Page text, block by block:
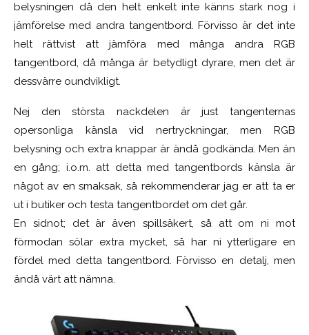
belysningen då den helt enkelt inte känns stark nog i
jämförelse med andra tangentbord. Förvisso är det inte
helt rättvist att jämföra med många andra RGB
tangentbord, då många är betydligt dyrare, men det är
dessvärre oundvikligt.
Nej den största nackdelen är just tangenternas
opersonliga känsla vid nertryckningar, men RGB
belysning och extra knappar är ändå godkända. Men än
en gång; i.o.m. att detta med tangentbords känsla är
något av en smaksak, så rekommenderar jag er att ta er
ut i butiker och testa tangentbordet om det går.
En sidnot; det är även spillsäkert, så att om ni mot
förmodan sölar extra mycket, så har ni ytterligare en
fördel med detta tangentbord. Förvisso en detalj, men
ändå värt att nämna.